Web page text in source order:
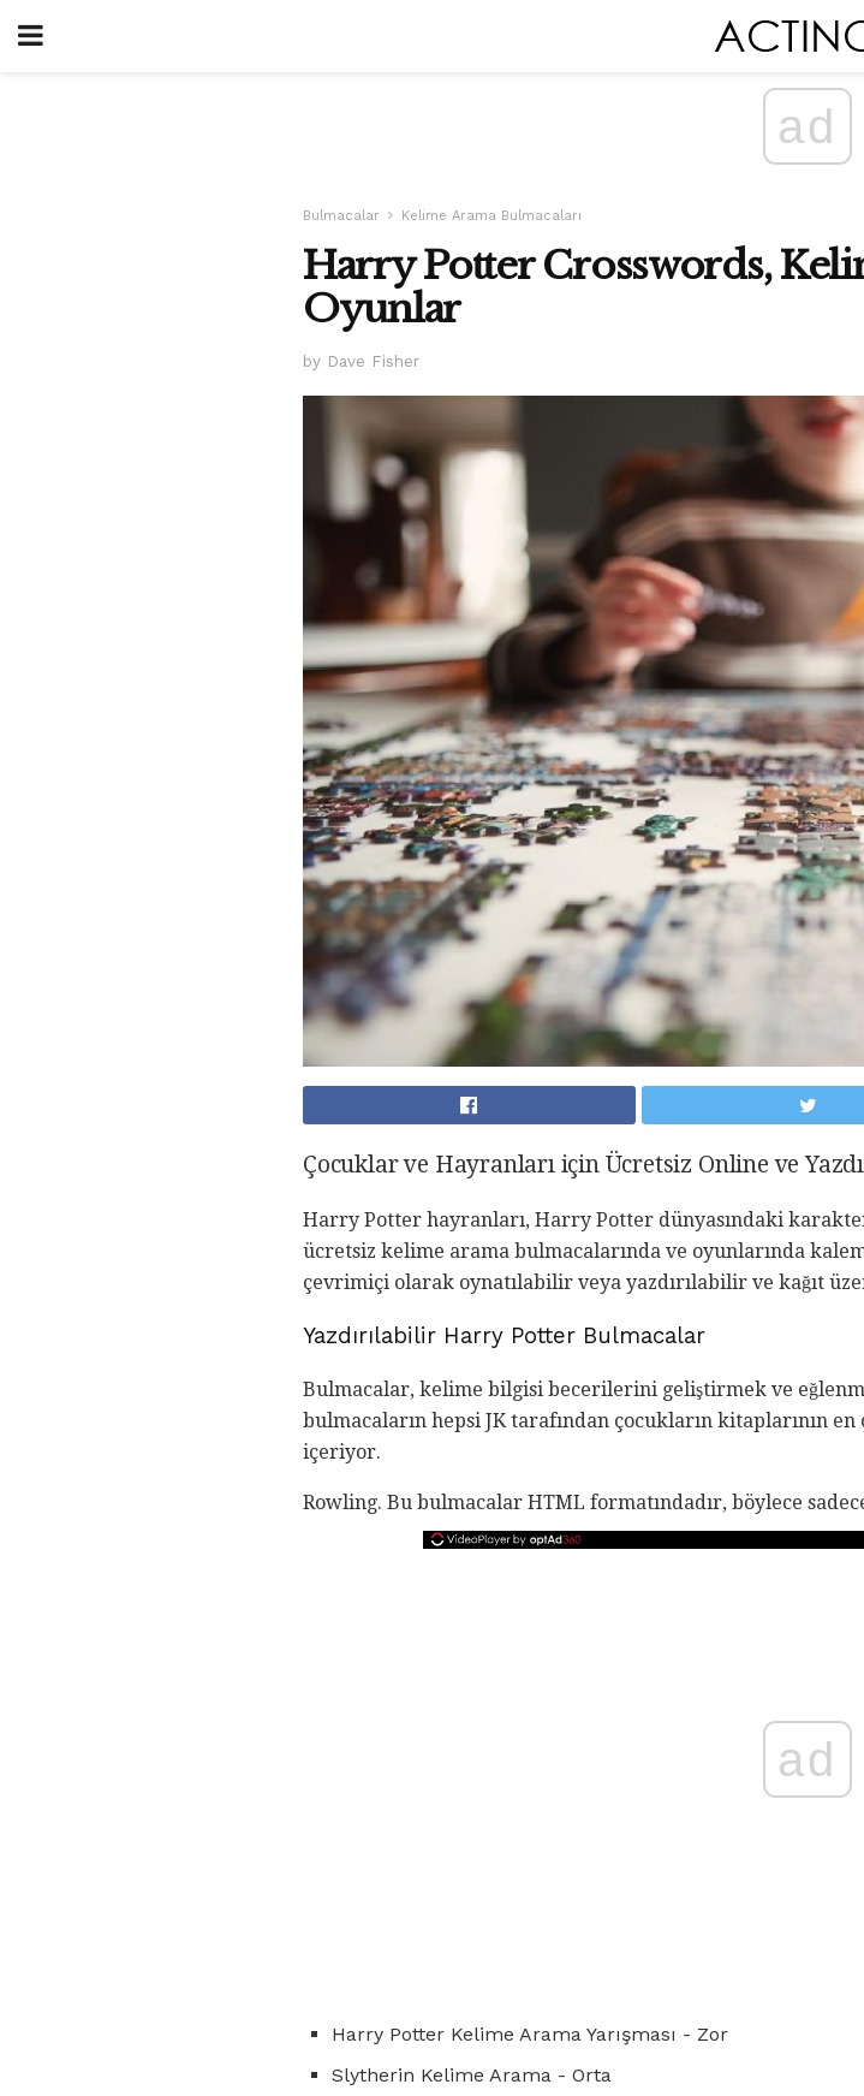
ad
Bulmacalar Kelime Arama Bulmacaları
Harry Potter Crosswords,
Oyunlar
by Dave Fisher
Çocuklar ve Hayranları için Ücretsiz Online ve
Harry Potter hayranları, Harry Potter dünyasındaki
ücretsiz kelime arama bulmacalarında ve oyunlarında
çevrimiçi olarak oynatılabilir veya yazdırılabilir ve kağıt
Yazdırılabilir Harry Potter Bulmacalar
Bulmacalar, kelime bilgisi becerilerini geliştirmek ve
bulmacaların hepsi JK tarafından çocukların kitaplarının
içeriyor.
Rowling. Bu bulmacalar HTML formatındadır, böylece
ad
Harry Potter Kelime Arama Yarışması - Zor
Slytherin Kelime Arama - Orta